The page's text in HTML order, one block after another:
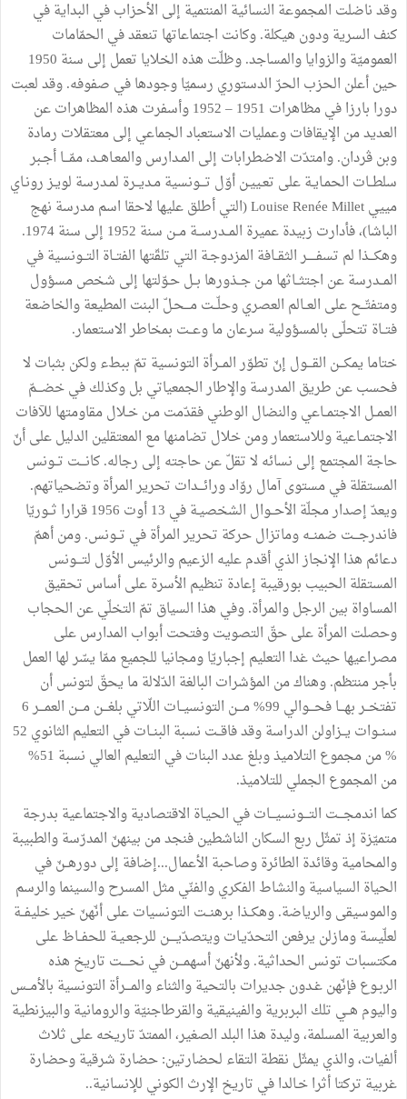
وقد ناضلت المجموعة النسائية المنتمية إلى الأحزاب في البداية في
كنف السرية ودون هيكلة. وكانت اجتماعاتها تنعقد في الحمّامات
العموميّة والزوايا والمساجد. وظلّت هذه الخلايا تعمل إلى سنة 1950
حين أعلن الحزب الحرّ الدستوري رسميّا وجودها في صفوفه. وقد لعبت
دورا بارزا في مظاهرات 1951 – 1952 وأسفرت هذه المظاهرات عن
العديد من الإيقافات وعمليات الاستعباد الجماعي إلى معتقلات رمادة
وبن ڤردان. وامتدّت الاضطرابات إلى المـدارس والمعـاهــد، ممّـــا أجـبر
سلطــات الحمـايـة على تعـييـن أوّل تـــونسية مـديــرة لمـدرسة لويـز رونـاي
مييي Louise Renée Millet (التي أطلق عليها لاحقا اسم مدرسة نهج
الباشا)، فأدارت زبيدة عميرة المــدرســة مــن سنة 1952 إلى سنة 1974.
وهكـــذا لم تسفـــــر الثقــافة المزدوجـة التي تلقّتها الفتــاة التــونسية في
المــدرسة عن اجتثــاثها مـن جــذورها بــل حـوّلتها إلى شخص مسؤول
ومتفتّــح على العــالم العصري وحلّــت مـــحـلّ البنت المطيعة والخاضعة
فتــاة تتحلّى بالمسؤولية سرعان ما وعــت بمخاطر الاستعمار.
ختاما يمكـــن القـــول إنّ تطوّر المــرأة التونسية تمّ ببطء ولكن بثبات لا
فحسب عن طريق المدرسة والإطار الجمعياتي بل وكذلك في خضـــمّ
العمــل الاجتمــاعي والنضال الوطني فقدّمت مـن خـلال مقاومتها للآفات
الاجتمــاعية وللاستعمار ومن خلال تضامنها مع المعتقلين الدليل على أنّ
حاجة المجتمع إلى نسائه لا تقلّ عن حاجته إلى رجاله. كانـــت تــونس
المستقلة في مستوى آمال روّاد ورائـــدات تحرير المرأة وتضحياتهم.
ويعدّ إصدار مجلّة الأحــوال الشخصيـة في 13 أوت 1956 قرارا ثــوريّا
فاندرجـــت ضمنــه وماتزال حركة تحرير المرأة في تــونس. ومن أهمّ
دعائم هذا الإنجاز الذي أقدم عليه الزعيم والرئيس الأوّل لتـــونس
المستقلة الحبيب بورقيبة إعادة تنظيم الأسرة على أساس تحقيق
المساواة بين الرجل والمرأة. وفي هذا السياق تمّ التخلّي عن الحجاب
وحصلت المرأة على حقّ التصويت وفتحت أبواب المدارس على
مصراعيها حيث غدا التعليم إجباريّا ومجانيا للجميع ممّا يسّر لها العمل
بأجر منتظم. وهناك من المؤشرات البالغة الدّلالة ما يحقّ لتونس أن
تفتخــر بهـــا فحـــوالي 99% مـــن التونسيــات اللّاتي بلغـــن مـــن العمـــر 6
سنــوات يــزاولن الدراسة وقد فاقــت نسبة البنــات في التعليم الثانوي 52
% من مجموع التلاميذ وبلغ عدد البنات في التعليم العالي نسبة 51%
من المجموع الجملي للتلاميذ.
كما اندمجـــت التـــونسيـــات في الحيـاة الاقتصادية والاجتماعية بدرجة
متميّزة إذ تمثّل ربع السكان الناشطين فنجد من بينهنّ المدرّسة والطبيبة
والمحامية وقائدة الطائرة وصاحبة الأعمال...إضافة إلى دورهــنّ في
الحياة السياسية والنشاط الفكري والفنّي مثل المسرح والسينما والرسم
والموسيقى والرياضة. وهكــذا برهنــت التونسيات على أنّهنّ خير خليفــة
لعلّيسة ومازلن يرفعن التحدّيـات ويتصدّيــــن للرجعـيـة للحفــاظ على
مكتسبات تونس الحداثية. ولأنهنّ أسهمـــن في نحــــت تاريخ هذه
الربـوع فإنّهن غـدون جديرات بالتحية والثناء والمـــرأة التونسية بالأمــس
واليوم هــي تلك البربرية والفينيقية والقرطاجنيّة والرومانية والبيزنطية
والعربية المسلمة، وليدة هذا البلد الصغير، الممتدّ تاريخه على ثلاث
ألفيات، والذي يمثّل نقطة التقاء لحضارتين: حضارة شرقية وحضارة
غربية تركتا أثرا خـالدا في تاريخ الإرث الكوني للإنسانية..